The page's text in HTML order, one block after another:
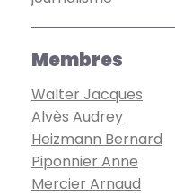
Membres
Walter Jacques
Alvès Audrey
Heizmann Bernard
Piponnier Anne
Mercier Arnaud